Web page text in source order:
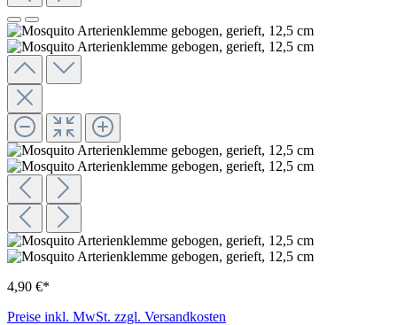
4,90 €*
Preise inkl. MwSt. zzgl. Versandkosten